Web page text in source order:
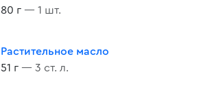
80 г — 1 шт.
Растительное масло
51 г — 3 ст. л.